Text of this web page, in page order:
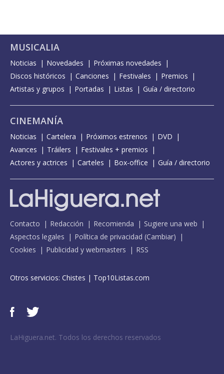
MUSICALIA
Noticias Novedades
Próximas novedades
Discos históricos
Canciones Festivales
Premios
Artistas y grupos
Portadas Listas Guía / directorio
CINEMANÍA
Noticias Cartelera Próximos estrenos
DVD
Avances
Tráilers
Festivales + premios
Actores y actrices
Carteles Box-office Guía / directorio
Contacto Redacción Recomienda
Sugiere una web
Aspectos legales
Política de privacidad (Cambiar)
Cookies
Publicidad y webmasters RSS
Otros servicios: Chistes | Top10Listas.com
LaHiguera.net. Todos los derechos reservados